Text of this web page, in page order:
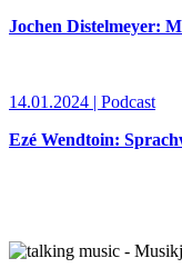
Jochen Distelmeyer:
14.01.2024 | Podcast
Ezé Wendtoin: